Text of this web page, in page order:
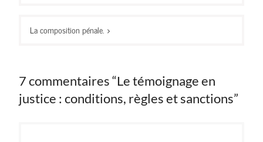
La composition pénale.
7 commentaires “Le témoignage en
justice : conditions, règles et sanctions”